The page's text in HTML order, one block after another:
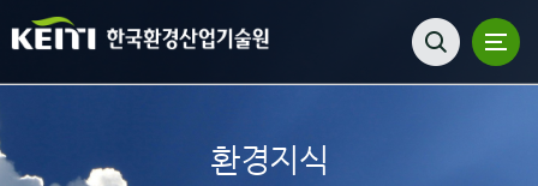
환경지식